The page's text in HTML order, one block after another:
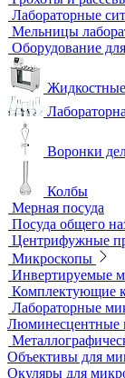
Системы
Диспергаторы
Грохоты и рассевы
Лабораторные сита
Мельницы
Оборудование
Жидкостные
Воронки